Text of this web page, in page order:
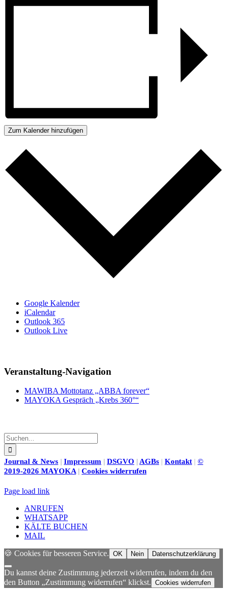
Zum Kalender hinzufügen
Google Kalender
iCalendar
Outlook 365
Outlook Live
Facebook
X
LinkedIn
WhatsApp
Pinterest
Veranstaltung-Navigation
MAWIBA Mottotanz „ABBA forever“
MAYOKA Gespräch „Krebs 360°“
Suche
nach:
Journal & News | Impressum | DSGVO | AGBs | Kontakt | ©
2019-2026 MAYOKA | Cookies widerrufen
Page load link
ANRUFEN
WHATSAPP
KÄLTE BUCHEN
MAIL
🍪 Cookies für besseren Service. OK Nein Datenschutzerklärung
Du kannst deine Zustimmung jederzeit widerrufen, indem du den
den Button „Zustimmung widerrufen“ klickst. Cookies widerrufen